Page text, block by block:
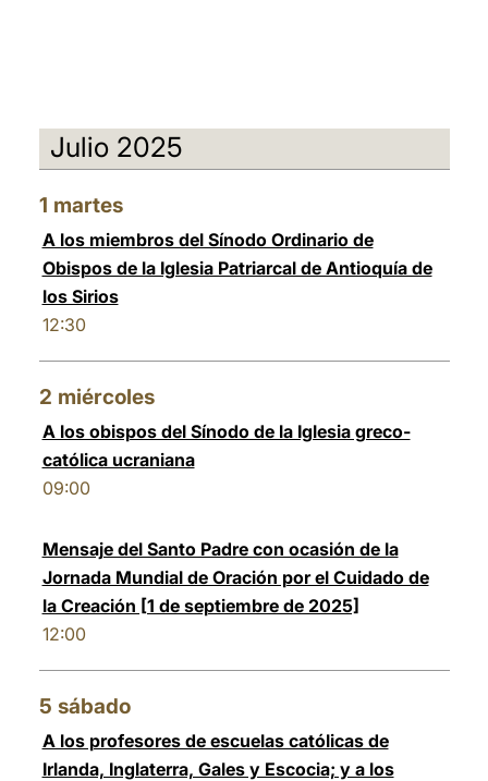
Julio 2025
1 martes
A los miembros del Sínodo Ordinario de
Obispos de la Iglesia Patriarcal de Antioquía de
los Sirios
12:30
2 miércoles
A los obispos del Sínodo de la Iglesia greco-
católica ucraniana
09:00
Mensaje del Santo Padre con ocasión de la
Jornada Mundial de Oración por el Cuidado de
la Creación [1 de septiembre de 2025]
12:00
5 sábado
A los profesores de escuelas católicas de
Irlanda, Inglaterra, Gales y Escocia; y a los